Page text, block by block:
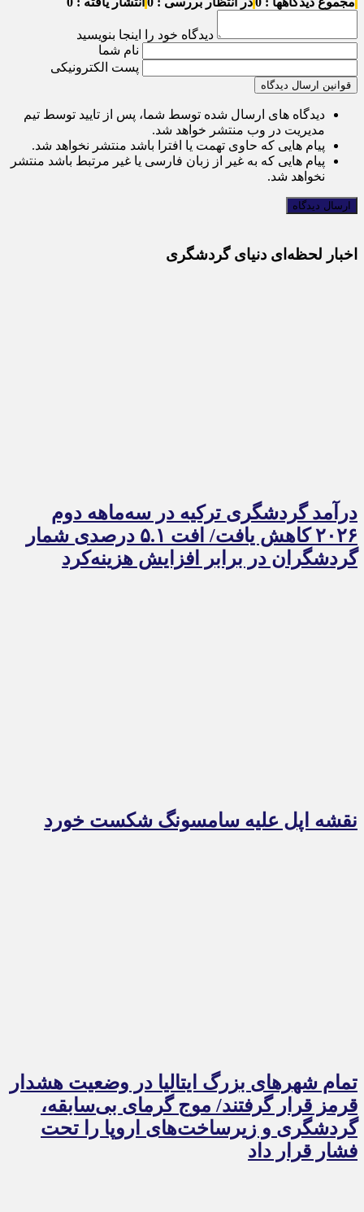
دیدگاه خود را اینجا بنویسید
نام شما
پست الکترونیکی
قوانین ارسال دیدگاه
دیدگاه های ارسال شده توسط شما، پس از تایید توسط تیم
مدیریت در وب منتشر خواهد شد.
پیام هایی که حاوی تهمت یا افترا باشد منتشر نخواهد شد.
پیام هایی که به غیر از زبان فارسی یا غیر مرتبط باشد منتشر
نخواهد شد.
اخبار لحظه‌ای دنیای گردشگری
درآمد گردشگری ترکیه در سه‌ماهه دوم
۲۰۲۶ کاهش یافت/ افت ۵.۱ درصدی شمار
گردشگران در برابر افزایش هزینه‌کرد
نقشه اپل علیه سامسونگ شکست خورد
تمام شهرهای بزرگ ایتالیا در وضعیت هشدار
قرمز قرار گرفتند/ موج گرمای بی‌سابقه،
گردشگری و زیرساخت‌های اروپا را تحت
فشار قرار داد